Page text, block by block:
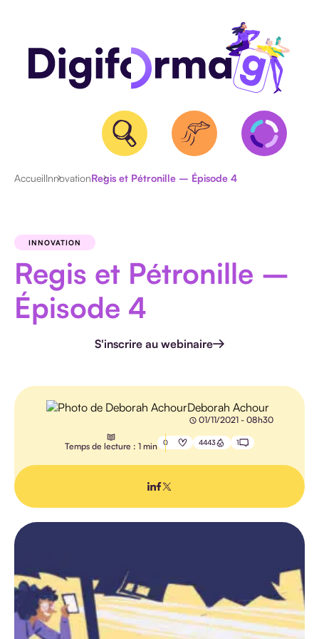
BPF
ET
RS/RNCP
LEARNING
TOUS LES
ARTICLES
AccueilInnovationRegis et Pétronille – Épisode 4
INNOVATION
Regis et Pétronille –
Épisode 4
S'inscrire au webinaire
Deborah Achour
01/11/2021 - 08h30
Temps de lecture : 1 min 0 4443 1